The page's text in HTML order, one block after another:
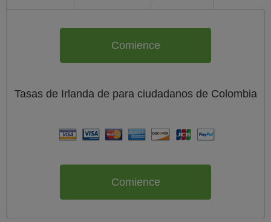
Comience
Tasas de Irlanda de para ciudadanos de Colombia
Comience